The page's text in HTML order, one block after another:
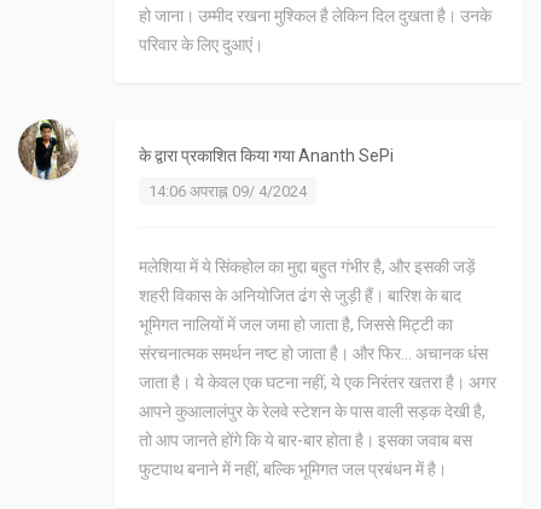
हो जाना। उम्मीद रखना मुश्किल है लेकिन दिल दुखता है। उनके
परिवार के लिए दुआएं।
के द्वारा प्रकाशित किया गयाAnanth SePi
14:06 अपराह्न 09/ 4/2024
मलेशिया में ये सिंकहोल का मुद्दा बहुत गंभीर है, और इसकी जड़ें
शहरी विकास के अनियोजित ढंग से जुड़ी हैं। बारिश के बाद
भूमिगत नालियों में जल जमा हो जाता है, जिससे मिट्टी का
संरचनात्मक समर्थन नष्ट हो जाता है। और फिर... अचानक धंस
जाता है। ये केवल एक घटना नहीं, ये एक निरंतर खतरा है। अगर
आपने कुआलालंपुर के रेलवे स्टेशन के पास वाली सड़क देखी है,
तो आप जानते होंगे कि ये बार-बार होता है। इसका जवाब बस
फुटपाथ बनाने में नहीं, बल्कि भूमिगत जल प्रबंधन में है।